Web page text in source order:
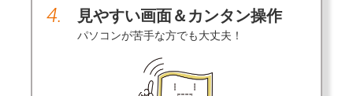
4. 見やすい画面＆カンタン操作
パソコンが苦手な方でも大丈夫！